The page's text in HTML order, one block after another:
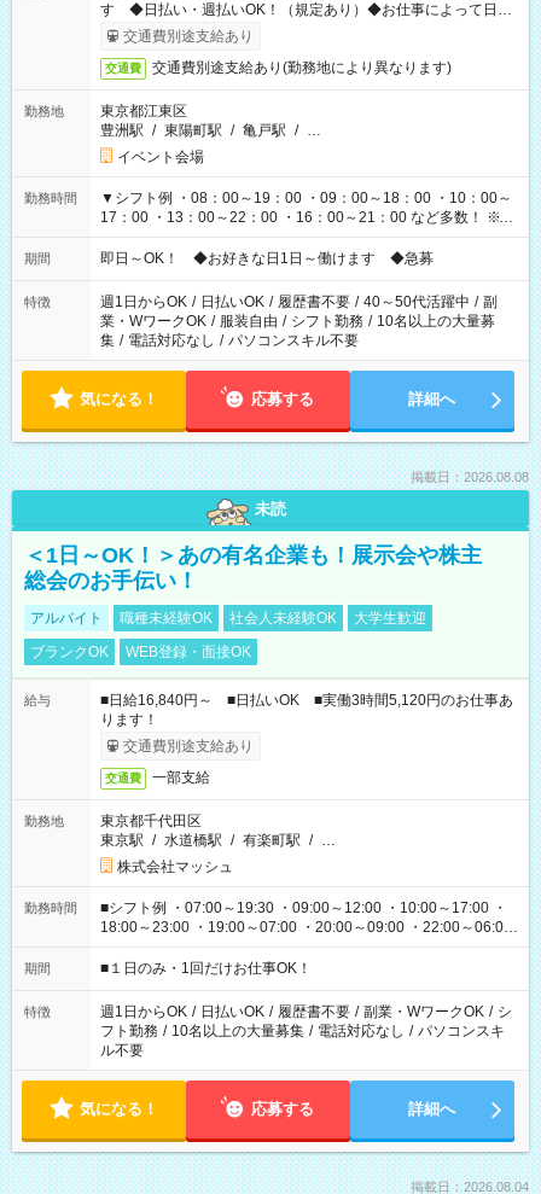
す ◆日払い・週払いOK！（規定あり）◆お仕事によって日給
も異なります
交通費別途支給あり
交通費 交通費別途支給あり(勤務地により異なります)
勤務地
東京都江東区
豊洲駅 / 東陽町駅 / 亀戸駅 / …
イベント会場
勤務時間
▼シフト例 ・08：00～19：00 ・09：00～18：00 ・10：00～
17：00 ・13：00～22：00 ・16：00～21：00 など多数！ ※お
仕事により勤務時間が異なります
期間 即日～OK！ ◆お好きな日1日～働けます ◆急募
特徴 週1日からOK / 日払いOK / 履歴書不要 / 40～50代活躍中 / 副
業・WワークOK / 服装自由 / シフト勤務 / 10名以上の大量募
集 / 電話対応なし / パソコンスキル不要
気になる！ 応募する 詳細へ
掲載日：2026.08.08
未読
＜1日～OK！＞あの有名企業も！展示会や株主
総会のお手伝い！
アルバイト 職種未経験OK 社会人未経験OK
大学生歓迎
ブランクOK
WEB登録・面接OK
給与
■日給16,840円～ ■日払いOK ■実働3時間5,120円のお仕事あ
ります！
交通費別途支給あり
交通費 一部支給
勤務地
東京都千代田区
東京駅 / 水道橋駅 / 有楽町駅 / …
株式会社マッシュ
勤務時間
■シフト例 ・07:00～19:30 ・09:00～12:00 ・10:00～17:00 ・
18:00～23:00 ・19:00～07:00 ・20:00～09:00 ・22:00～06:00
etc ★最短で3時間で5,120円のお仕事から 15時間で2万円近く稼
げるお仕事も！ ご希望のお時間に合わせてご紹介！ ※シフトは
ください！
期間 ■１日のみ・1回だけお仕事OK！
特徴 週1日からOK / 日払いOK / 履歴書不要 / 副業・WワークOK / シ
フト勤務 / 10名以上の大量募集 / 電話対応なし / パソコンスキ
ル不要
気になる！ 応募する 詳細へ
掲載日：2026.08.04